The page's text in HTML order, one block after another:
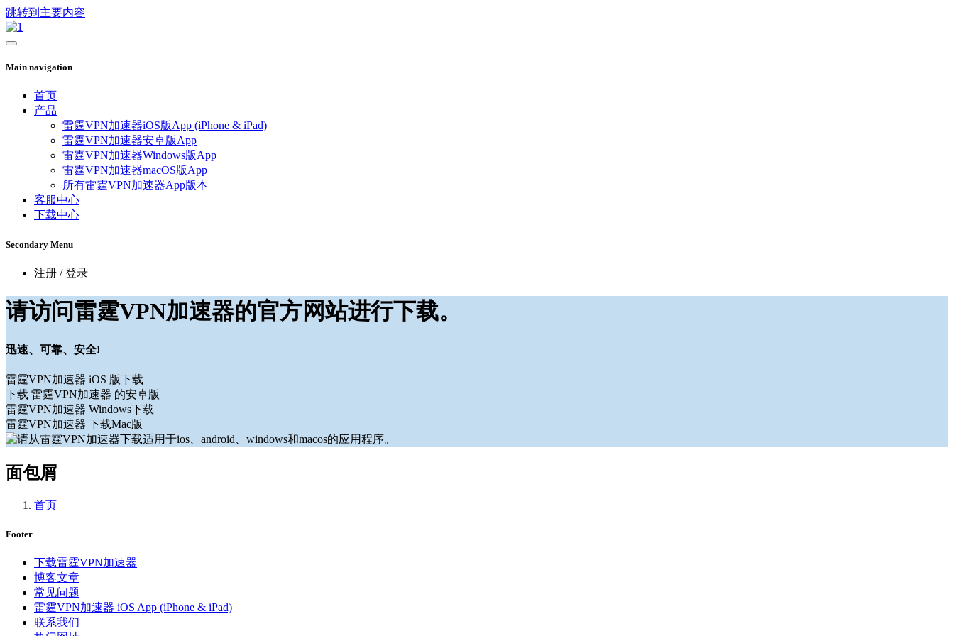
跳转到主要内容
Main navigation
首页
产品
雷霆VPN加速器iOS版App (iPhone & iPad)
雷霆VPN加速器安卓版App
雷霆VPN加速器Windows版App
雷霆VPN加速器macOS版App
所有雷霆VPN加速器App版本
客服中心
下载中心
Secondary Menu
注册 / 登录
请访问雷霆VPN加速器的官方网站进行下载。
迅速、可靠、安全!
雷霆VPN加速器 iOS 版下载
下载 雷霆VPN加速器 的安卓版
雷霆VPN加速器 Windows下载
雷霆VPN加速器 下载Mac版
面包屑
首页
Footer
下载雷霆VPN加速器
博客文章
常见问题
雷霆VPN加速器 iOS App (iPhone & iPad)
联系我们